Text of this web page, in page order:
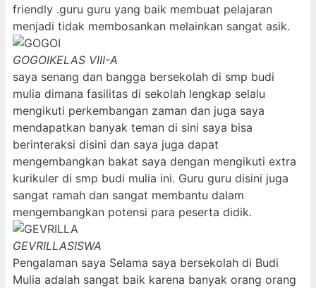
friendly .guru guru yang baik membuat pelajaran
menjadi tidak membosankan melainkan sangat asik.
GOGOIKELAS VIII-A
saya senang dan bangga bersekolah di smp budi
mulia dimana fasilitas di sekolah lengkap selalu
mengikuti perkembangan zaman dan juga saya
mendapatkan banyak teman di sini saya bisa
berinteraksi disini dan saya juga dapat
mengembangkan bakat saya dengan mengikuti extra
kurikuler di smp budi mulia ini. Guru guru disini juga
sangat ramah dan sangat membantu dalam
mengembangkan potensi para peserta didik.
GEVRILLASISWA
Pengalaman saya Selama saya bersekolah di Budi
Mulia adalah sangat baik karena banyak orang orang